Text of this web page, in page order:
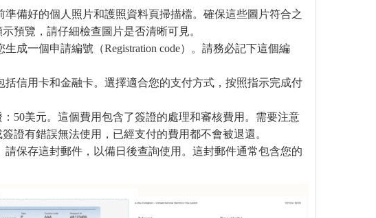
準備好的個人照片和護照資料頁掃描檔。確保這些圖片符合之
預覽，請仔細檢查圖片是否清晰可見。
成一個申請編號（Registration code）。請務必記下這個編
信用卡和金融卡。選擇適合您的支付方式，按照指示完成付
50美元。這個費用包含了簽證的處理和審核費用。需要注意
證有錯誤無法使用，已經支付的費用都不會被退還。
保存這封郵件，以備日後查詢使用。這封郵件通常包含您的